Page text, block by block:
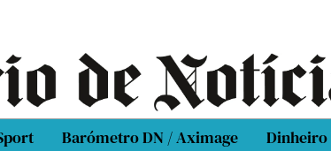
Barómetro DN / Aximage Dinheiro